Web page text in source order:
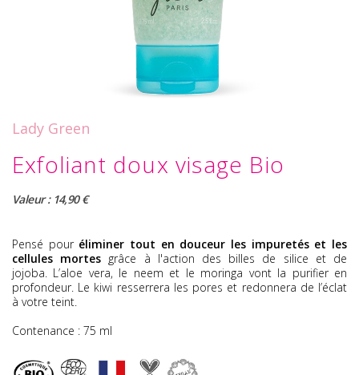
Lady Green
Exfoliant doux visage Bio
Valeur : 14,90 €
Pensé pour éliminer tout en douceur les impuretés et les
cellules mortes grâce à l'action des billes de silice et de
jojoba. L’aloe vera, le neem et le moringa vont la purifier en
profondeur. Le kiwi resserrera les pores et redonnera de l’éclat
à votre teint.
Contenance : 75 ml